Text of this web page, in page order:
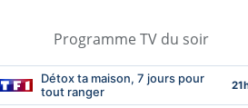
Programme TV du soir